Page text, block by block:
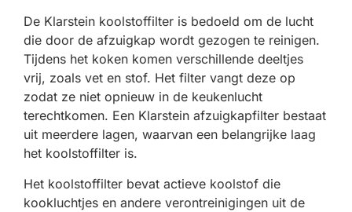
De Klarstein koolstoffilter is bedoeld om de lucht
die door de afzuigkap wordt gezogen te reinigen.
Tijdens het koken komen verschillende deeltjes
vrij, zoals vet en stof. Het filter vangt deze op
zodat ze niet opnieuw in de keukenlucht
terechtkomen. Een Klarstein afzuigkapfilter bestaat
uit meerdere lagen, waarvan een belangrijke laag
het koolstoffilter is.
Het koolstoffilter bevat actieve koolstof die
kookluchtjes en andere verontreinigingen uit de